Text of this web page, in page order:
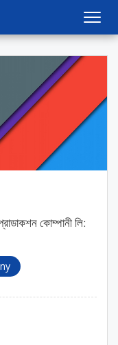
কোম্পানী লি: